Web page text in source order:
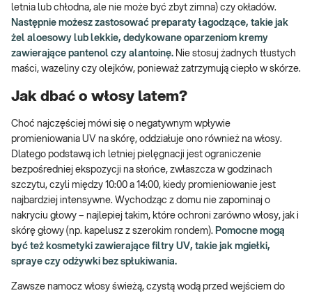
letnia lub chłodna, ale nie może być zbyt zimna) czy okładów.
Następnie możesz zastosować preparaty łagodzące, takie jak
żel aloesowy lub lekkie, dedykowane oparzeniom kremy
zawierające pantenol czy alantoinę. Nie stosuj żadnych tłustych
maści, wazeliny czy olejków, ponieważ zatrzymują ciepło w skórze.
Jak dbać o włosy latem?
Choć najczęściej mówi się o negatywnym wpływie
promieniowania UV na skórę, oddziałuje ono również na włosy.
Dlatego podstawą ich letniej pielęgnacji jest ograniczenie
bezpośredniej ekspozycji na słońce, zwłaszcza w godzinach
szczytu, czyli między 10:00 a 14:00, kiedy promieniowanie jest
najbardziej intensywne. Wychodząc z domu nie zapominaj o
nakryciu głowy – najlepiej takim, które ochroni zarówno włosy, jak i
skórę głowy (np. kapelusz z szerokim rondem). Pomocne mogą
być też kosmetyki zawierające filtry UV, takie jak mgiełki,
spraye czy odżywki bez spłukiwania.
Zawsze namocz włosy świeżą, czystą wodą przed wejściem do